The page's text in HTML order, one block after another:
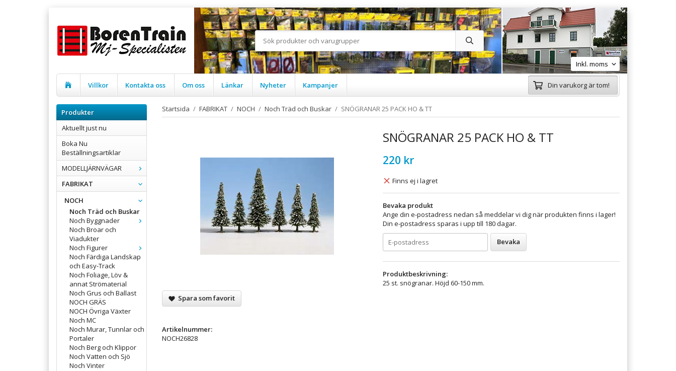
Villkor Kontakta oss Om oss Länkar Nyheter Kampanjer Din varukorg är tom!
Produkter
Aktuellt just nu
Boka Nu
Beställningsartiklar
MODELLJÄRNVÄGAR
FABRIKAT
NOCH
Noch Träd och Buskar
Noch Byggnader
Noch Broar och
Viadukter
Noch Figurer
Noch Färdiga Landskap
och Easy-Track
Noch Foliage, Löv &
annat Strömaterial
Noch Grus och Ballast
NOCH GRÄS
NOCH Övriga Växter
Noch MC
Noch Murar, Tunnlar och
Portaler
Noch Berg och Klippor
Noch Vatten och Sjö
Noch Vinter
Startsida / FABRIKAT / NOCH / Noch Träd och Buskar / SNÖGRANAR 25 PACK HO & TT
SNÖGRANAR 25 PACK HO & TT
220 kr
Finns ej i lagret
Bevaka produkt
Ange din e-postadress nedan så meddelar vi dig när produkten finns i lager!
Din e-postadress sparas i upp till 180 dagar.
Bevaka
Produktbeskrivning:
25 st. snögranar. Höjd 60-150 mm.
Spara som favorit
Artikelnummer:
NOCH26828